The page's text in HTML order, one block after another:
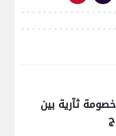
خصومة ثآرية بين